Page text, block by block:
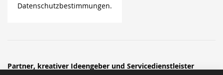
Datenschutzbestimmungen.
Partner, kreativer Ideengeber und Servicedienstleister